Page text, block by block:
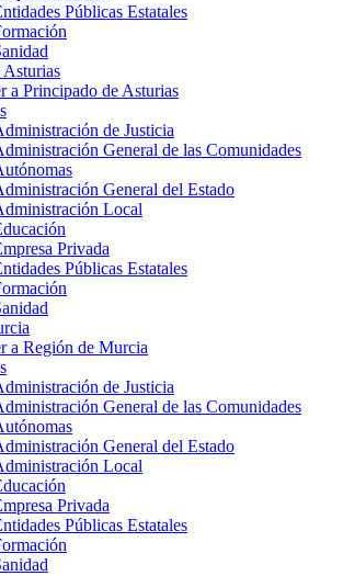
Públicas Estatales
Asturias
a Principado de Asturias
de Justicia
General de las Comunidades
General del Estado
Local
Privada
Públicas Estatales
a Región de Murcia
de Justicia
General de las Comunidades
General del Estado
Local
Privada
Públicas Estatales